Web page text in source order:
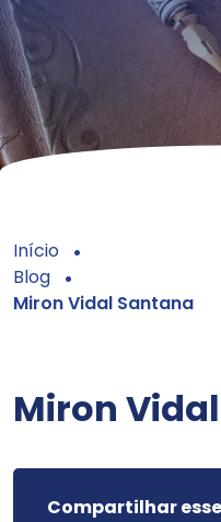
Início
Blog
Miron Vidal Santana
Miron
Compartilhar